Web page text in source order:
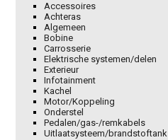
Accessoires
Achteras
Algemeen
Bobine
Carrosserie
Elektrische systemen/delen
Exterieur
Infotainment
Kachel
Motor/Koppeling
Onderstel
Pedalen/gas-/remkabels
Uitlaatsysteem/brandstoftank